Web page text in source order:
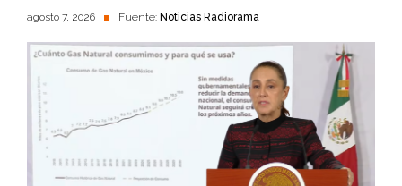
agosto 7, 2026 Fuente: Noticias Radiorama